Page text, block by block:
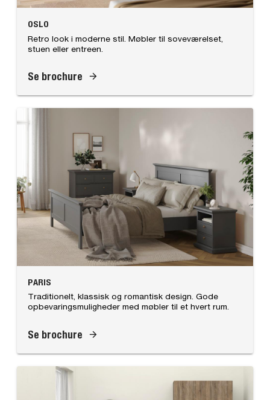
OSLO
Retro look i moderne stil. Møbler til soveværelset,
stuen eller entreen.
Se brochure
PARIS
Traditionelt, klassisk og romantisk design. Gode
opbevaringsmuligheder med møbler til et hvert rum.
Se brochure